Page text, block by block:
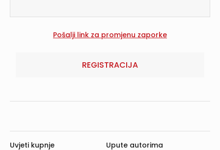
REGISTRACIJA
Uvjeti kupnje Upute autorima